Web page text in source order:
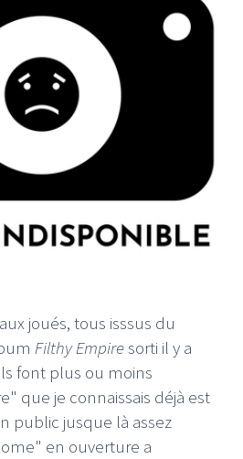
joués, tous isssus du
Filthy Empiresorti il y a
font plus ou moins
que je connaissais déjà est
public jusque là assez
en ouverture a